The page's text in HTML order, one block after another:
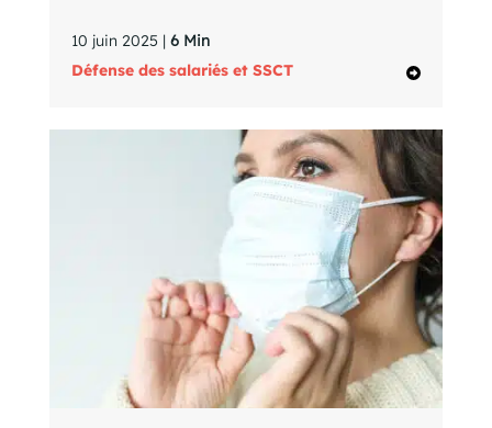
10 juin 2025 | 6 Min
Défense des salariés et SSCT